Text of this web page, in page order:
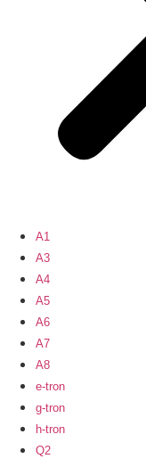
A1
A3
A4
A5
A6
A7
A8
e-tron
g-tron
h-tron
Q2